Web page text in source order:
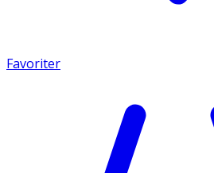
Favoriter